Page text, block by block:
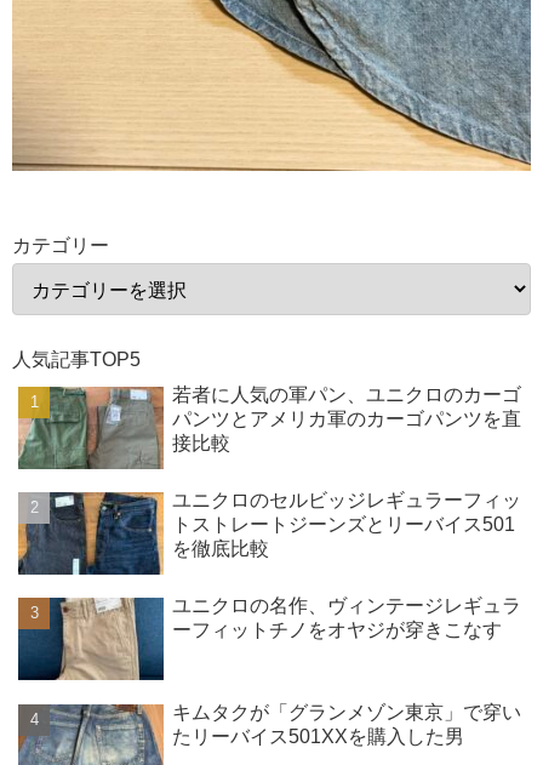
カテゴリー
人気記事TOP5
若者に人気の軍パン、ユニクロのカーゴ
パンツとアメリカ軍のカーゴパンツを直
接比較
ユニクロのセルビッジレギュラーフィッ
トストレートジーンズとリーバイス501
を徹底比較
ユニクロの名作、ヴィンテージレギュラ
ーフィットチノをオヤジが穿きこなす
キムタクが「グランメゾン東京」で穿い
たリーバイス501XXを購入した男